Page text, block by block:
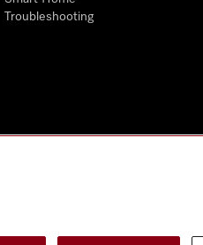
Troubleshooting